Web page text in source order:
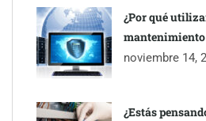
inmobiliarios: hasta 82% de ahorro
Gestoría Online reduce a unas horas
¿Por qué
noviembre 14,
¿Estás